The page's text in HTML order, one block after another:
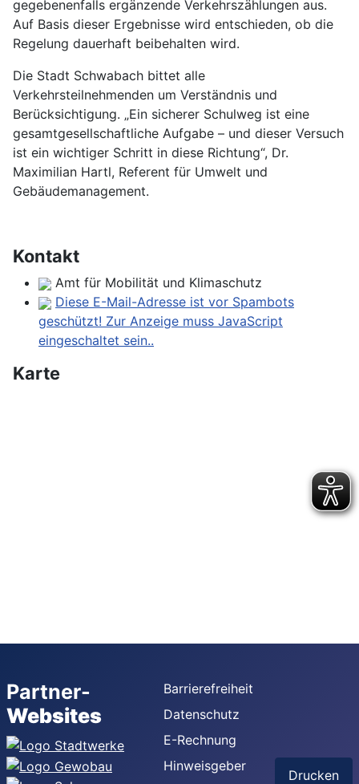
gegebenenfalls ergänzende Verkehrszählungen aus.
Auf Basis dieser Ergebnisse wird entschieden, ob die
Regelung dauerhaft beibehalten wird.
Die Stadt Schwabach bittet alle
Verkehrsteilnehmenden um Verständnis und
Berücksichtigung. „Ein sicherer Schulweg ist eine
gesamtgesellschaftliche Aufgabe – und dieser Versuch
ist ein wichtiger Schritt in diese Richtung“, Dr.
Maximilian Hartl, Referent für Umwelt und
Gebäudemanagement.
Kontakt
Amt für Mobilität und Klimaschutz
Diese E-Mail-Adresse ist vor Spambots
geschützt! Zur Anzeige muss JavaScript
eingeschaltet sein..
Karte
Partner-
Websites
Barrierefreiheit
Datenschutz
E-Rechnung
Hinweisgeber
Drucken